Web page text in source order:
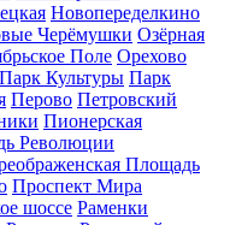
Новопеределкино
Черёмушки Озёрная
Поле Орехово
Парк Культуры Парк
Перово Петровский
Пионерская
Революции
Площадь
Проспект Мира
шоссе Раменки